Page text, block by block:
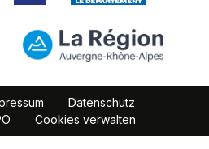
Datenschutz
Cookies verwalten